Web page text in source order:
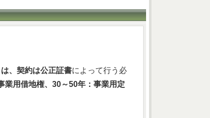
、契約は公正証書によって行う必
業用借地権、30～50年：事業用定